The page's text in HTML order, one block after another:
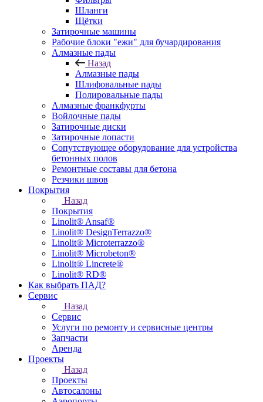
Шланги
Щётки
Затирочные машины
Рабочие блоки "ежи" для бучардирования
Алмазные пады
Назад
Алмазные пады
Шлифовальные пады
Полировальные пады
Алмазные франкфурты
Войлочные пады
Затирочные диски
Затирочные лопасти
Сопутствующее оборудование для устройства
бетонных полов
Ремонтные составы для бетона
Резчики швов
Покрытия
Назад
Покрытия
Linolit® Ansaf®
Linolit® DesignTerrazzo®
Linolit® Microterrazzo®
Linolit® Microbeton®
Linolit® Lincrete®
Linolit® RD®
Как выбрать ПАД?
Сервис
Назад
Сервис
Услуги по ремонту и сервисные центры
Запчасти
Аренда
Проекты
Назад
Проекты
Автосалоны